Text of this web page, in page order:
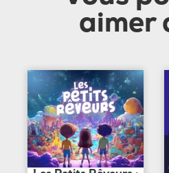
aimer